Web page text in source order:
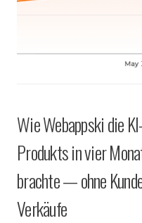
Wie Webappski die
Produkts in vier
brachte — ohne
Verkäufe